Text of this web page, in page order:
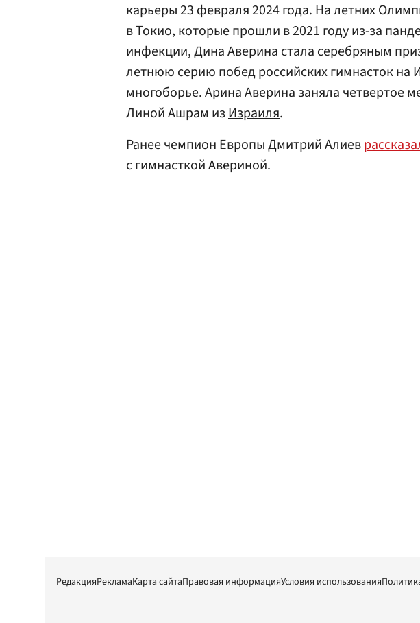
карьеры 23 февраля 2024 года. На летних
в Токио, которые прошли в 2021 году из-за
инфекции, Дина Аверина стала серебряным
летнюю серию побед российских гимнасток на
многоборье. Арина Аверина заняла четвертое
Линой Ашрам изИзраиля.
Ранее чемпион Европы Дмитрий Алиев
с гимнасткой Авериной.
РедакцияРекламаКарта сайтаПравовая информацияУсловия использования